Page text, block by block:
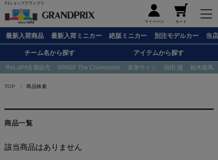
F1ショップグランプリ
マイページ カート
最新入荷商品 最新入荷ミニカー 絶版ミニカー 別注モデルカー 当
チーム名から探す アイテムから探す
ReLaPit古着販売 600GP The Champions 直筆サイン 熱田 護 柏木龍馬
TOP 商品検索
商品一覧
該当商品はありません